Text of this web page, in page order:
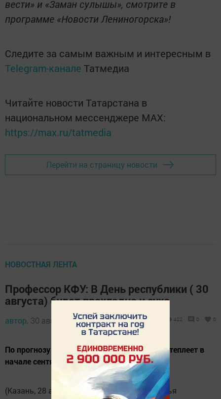
вести» и «Заман сулышы», смотрите в
программе «Новости Лениногорска»!
Следите за самым важным и интересным в
Telegram-канале Татмедиа
Читайте новости Татарстана в
национальном мессенджере MАХ:
https://max.ru/tatmedia
Перейти на страницу новости
НОВОСТНАЯ ЛЕНТА
Профессор КФУ: В День республики ( 30
августа) будет прохладно и сухо
автор, 30 августа 2019 - 05:05 422 0 0
По прогнозу Гидромета РФ, в Татарстане потеплеет в
начале сентября.
(Казань, 28 августа, «Татар-информ», Наталья